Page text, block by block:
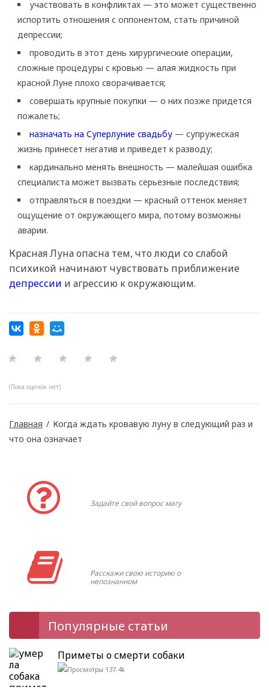
участвовать в конфликтах — это может существенно
испортить отношения с оппонентом, стать причиной
депрессии;
проводить в этот день хирургические операции,
сложные процедуры с кровью — алая жидкость при
красной Луне плохо сворачивается;
совершать крупные покупки — о них позже придется
пожалеть;
назначать на Суперлуние свадьбу — супружеская
жизнь принесет негатив и приведет к разводу;
кардинально менять внешность — малейшая ошибка
специалиста может вызвать серьезные последствия;
отправляться в поездки — красный оттенок меняет
ощущение от окружающего мира, потому возможны
аварии.
Красная Луна опасна тем, что люди со слабой
психикой начинают чувствовать приближение
депрессии и агрессию к окружающим.
(Пока оценок нет)
Главная / Когда ждать кровавую луну в следующий раз и
что она означает
Задайте свой вопрос магу
Расскажи свою историю о
непознанном
Популярные статьи
Приметы о смерти собаки
137.4k